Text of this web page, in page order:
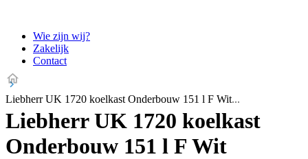
Wie zijn wij?
Zakelijk
Contact
Liebherr UK 1720 koelkast Onderbouw 151 l F Wit
Liebherr UK 1720 koelkast
Onderbouw 151 l F Wit